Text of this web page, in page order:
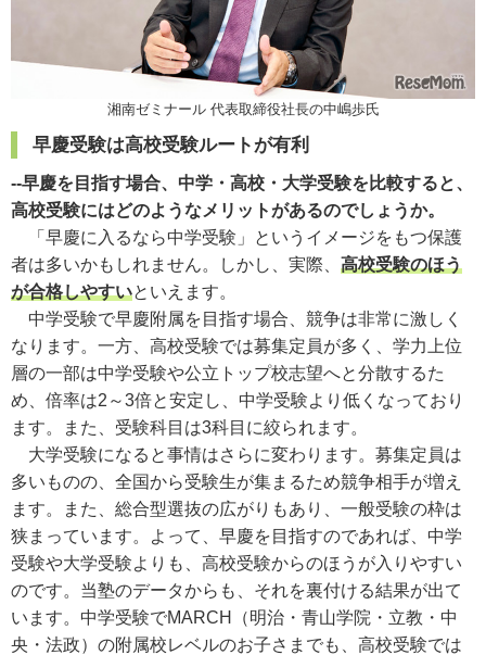
湘南ゼミナール 代表取締役社長の中嶋歩氏
早慶受験は高校受験ルートが有利
--早慶を目指す場合、中学・高校・大学受験を比較すると、
高校受験にはどのようなメリットがあるのでしょうか。
「早慶に入るなら中学受験」というイメージをもつ保護
者は多いかもしれません。しかし、実際、 高校受験のほう
が合格しやすいといえます。
中学受験で早慶附属を目指す場合、競争は非常に激しく
なります。一方、高校受験では募集定員が多く、学力上位
層の一部は中学受験や公立トップ校志望へと分散するた
め、倍率は2～3倍と安定し、中学受験より低くなっており
ます。また、受験科目は3科目に絞られます。
大学受験になると事情はさらに変わります。募集定員は
多いものの、全国から受験生が集まるため競争相手が増え
ます。また、総合型選抜の広がりもあり、一般受験の枠は
狭まっています。よって、早慶を目指すのであれば、中学
受験や大学受験よりも、高校受験からのほうが入りやすい
のです。当塾のデータからも、それを裏付ける結果が出て
います。中学受験でMARCH（明治・青山学院・立教・中
央・法政）の附属校レベルのお子さまでも、高校受験では